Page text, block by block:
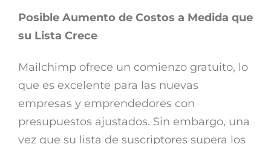
Posible Aumento de Costos a Medida que
su Lista Crece
Mailchimp ofrece un comienzo gratuito, lo
que es excelente para las nuevas
empresas y emprendedores con
presupuestos ajustados. Sin embargo, una
vez que su lista de suscriptores supera los